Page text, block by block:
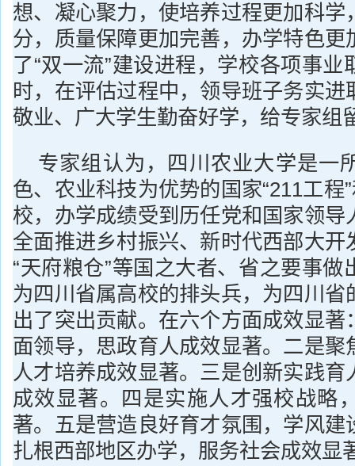
想、凝心聚力，使培养过程更加科学
分，质量保障更加完善，办学特色更
了“双一流”建设进程，学校各项事业
时，在评估过程中，领导班子务实进
敬业、广大学生勤奋好学，给专家组
专家组认为，四川农业大学是一
色、农业科技为优势的国家“211工程
校，办学成绩受到历任党和国家领导
全面推进乡村振兴、新时代西部大开
“天府粮仓”等国之大者、省之要事做
为四川省属高校的排头兵，为四川省
出了突出贡献。在六个方面成效显著
面领导，思政育人成效显著。二是聚
人才培养成效显著。三是创新实践育
成效显著。四是实施人才强校战略
著。五是营造良好育才氛围，学风建
扎根西部地区办学，服务社会成效显